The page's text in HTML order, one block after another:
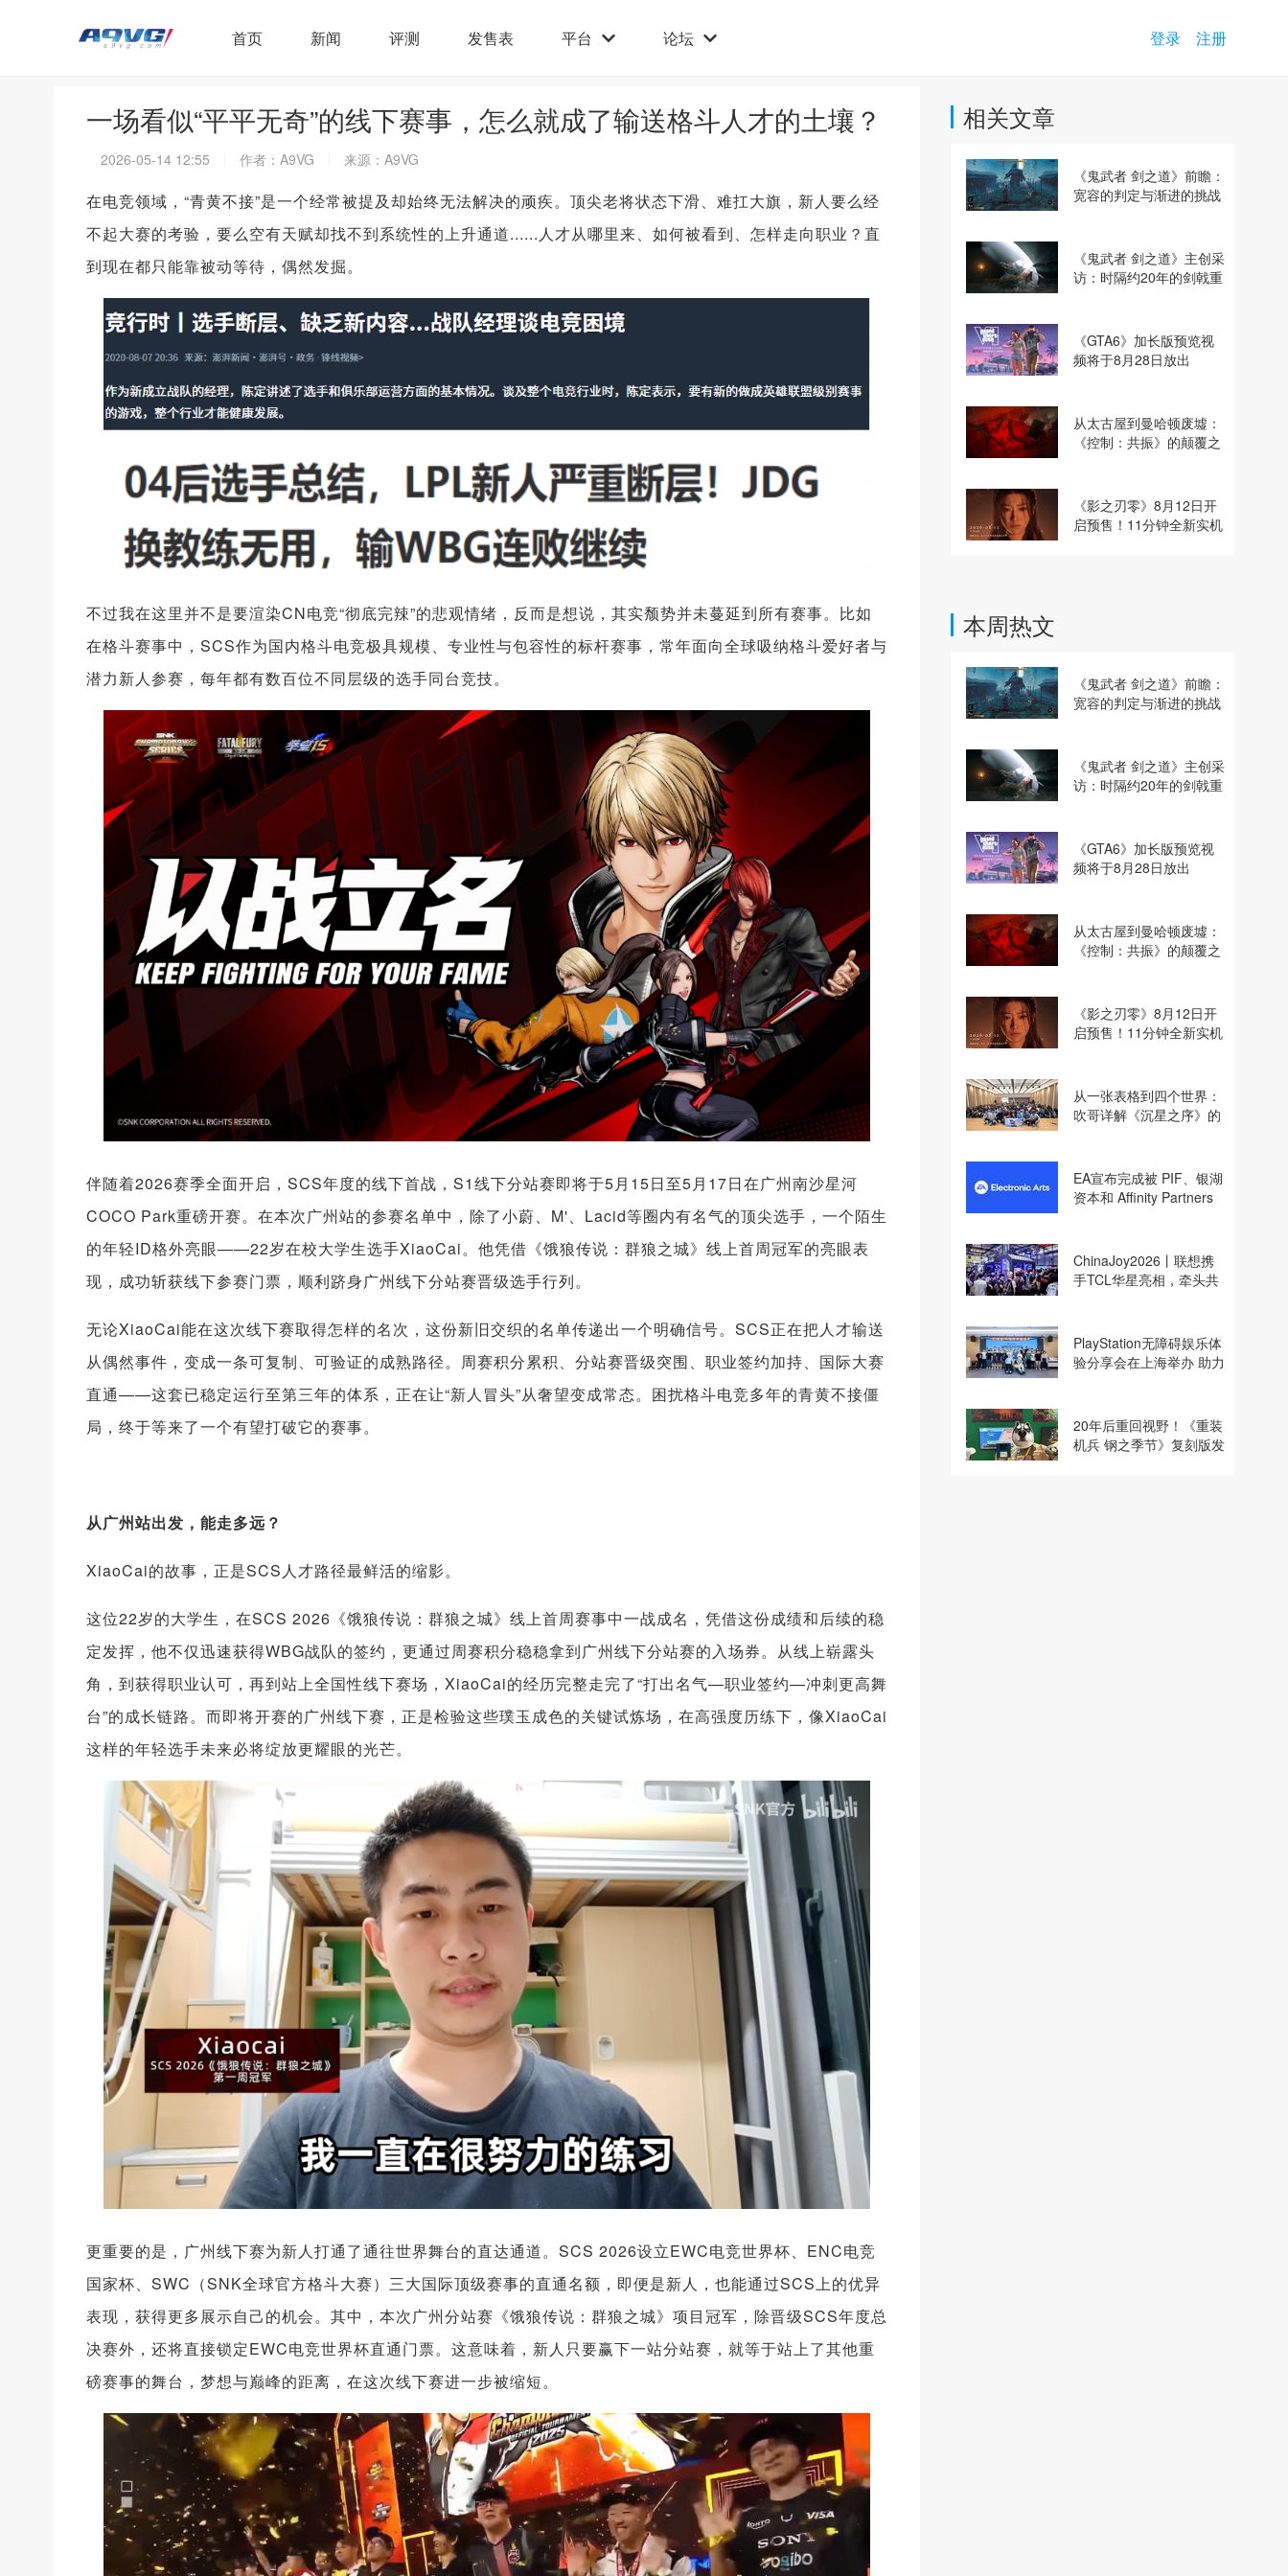
首页 新闻 评测 发售表 平台 论坛 登录 注册
一场看似“平平无奇”的线下赛事，怎么就成了输送格斗人才的土壤？
2026-05-14 12:55 作者：A9VG 来源：A9VG
在电竞领域，“青黄不接”是一个经常被提及却始终无法解决的顽疾。顶尖老将状态下滑、难扛大旗，新人要么经
不起大赛的考验，要么空有天赋却找不到系统性的上升通道......人才从哪里来、如何被看到、怎样走向职业？直
到现在都只能靠被动等待，偶然发掘。
不过我在这里并不是要渲染CN电竞“彻底完辣”的悲观情绪，反而是想说，其实颓势并未蔓延到所有赛事。比如
在格斗赛事中，SCS作为国内格斗电竞极具规模、专业性与包容性的标杆赛事，常年面向全球吸纳格斗爱好者与
潜力新人参赛，每年都有数百位不同层级的选手同台竞技。
伴随着2026赛季全面开启，SCS年度的线下首战，S1线下分站赛即将于5月15日至5月17日在广州南沙星河
COCO Park重磅开赛。在本次广州站的参赛名单中，除了小蔚、M'、Lacid等圈内有名气的顶尖选手，一个陌生
的年轻ID格外亮眼——22岁在校大学生选手XiaoCai。他凭借《饿狼传说：群狼之城》线上首周冠军的亮眼表
现，成功斩获线下参赛门票，顺利跻身广州线下分站赛晋级选手行列。
无论XiaoCai能在这次线下赛取得怎样的名次，这份新旧交织的名单传递出一个明确信号。SCS正在把人才输送
从偶然事件，变成一条可复制、可验证的成熟路径。周赛积分累积、分站赛晋级突围、职业签约加持、国际大赛
直通——这套已稳定运行至第三年的体系，正在让“新人冒头”从奢望变成常态。困扰格斗电竞多年的青黄不接僵
局，终于等来了一个有望打破它的赛事。
从广州站出发，能走多远？
XiaoCai的故事，正是SCS人才路径最鲜活的缩影。
这位22岁的大学生，在SCS 2026《饿狼传说：群狼之城》线上首周赛事中一战成名，凭借这份成绩和后续的稳
定发挥，他不仅迅速获得WBG战队的签约，更通过周赛积分稳稳拿到广州线下分站赛的入场券。从线上崭露头
角，到获得职业认可，再到站上全国性线下赛场，XiaoCai的经历完整走完了“打出名气—职业签约—冲刺更高舞
台”的成长链路。而即将开赛的广州线下赛，正是检验这些璞玉成色的关键试炼场，在高强度历练下，像XiaoCai
这样的年轻选手未来必将绽放更耀眼的光芒。
更重要的是，广州线下赛为新人打通了通往世界舞台的直达通道。SCS 2026设立EWC电竞世界杯、ENC电竞
国家杯、SWC（SNK全球官方格斗大赛）三大国际顶级赛事的直通名额，即便是新人，也能通过SCS上的优异
表现，获得更多展示自己的机会。其中，本次广州分站赛《饿狼传说：群狼之城》项目冠军，除晋级SCS年度总
决赛外，还将直接锁定EWC电竞世界杯直通门票。这意味着，新人只要赢下一站分站赛，就等于站上了其他重
磅赛事的舞台，梦想与巅峰的距离，在这次线下赛进一步被缩短。
相关文章
《鬼武者 剑之道》前瞻：
宽容的判定与渐进的挑战
《鬼武者 剑之道》主创采
访：时隔约20年的剑戟重
《GTA6》加长版预览视
频将于8月28日放出
从太古屋到曼哈顿废墟：
《控制：共振》的颠覆之
《影之刃零》8月12日开
启预售！11分钟全新实机
本周热文
《鬼武者 剑之道》前瞻：
宽容的判定与渐进的挑战
《鬼武者 剑之道》主创采
访：时隔约20年的剑戟重
《GTA6》加长版预览视
频将于8月28日放出
从太古屋到曼哈顿废墟：
《控制：共振》的颠覆之
《影之刃零》8月12日开
启预售！11分钟全新实机
从一张表格到四个世界：
吹哥详解《沉星之序》的
EA宣布完成被 PIF、银湖
资本和 Affinity Partners
ChinaJoy2026丨联想携
手TCL华星亮相，牵头共
PlayStation无障碍娱乐体
验分享会在上海举办 助力
20年后重回视野！《重装
机兵 钢之季节》复刻版发